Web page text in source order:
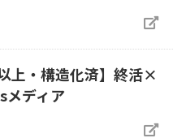
上・構造化済】終活×
メディア